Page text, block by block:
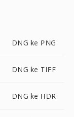
DNG ke PNG
DNG ke TIFF
DNG ke HDR